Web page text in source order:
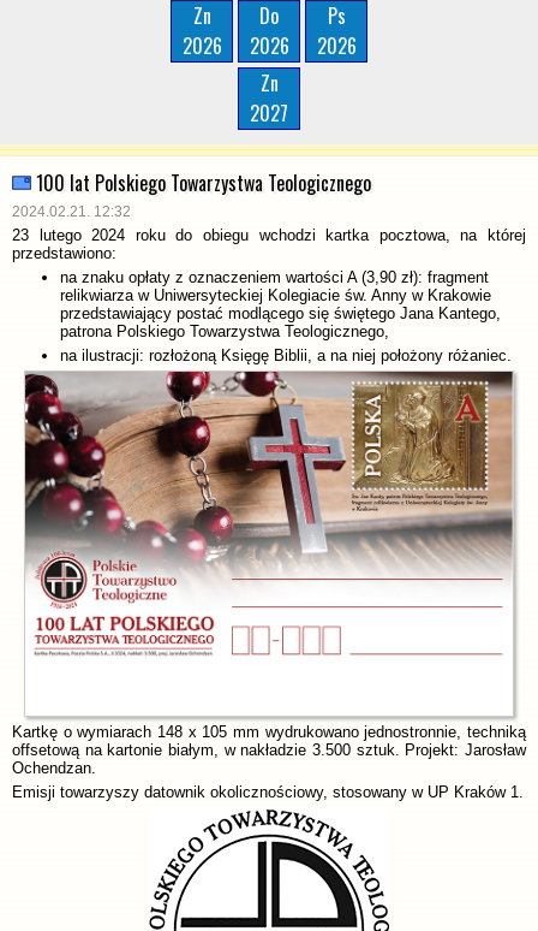
Zn
2026
Do
2026
Ps
2026
Zn
2027
100 lat Polskiego Towarzystwa Teologicznego
2024.02.21. 12:32
23 lutego 2024 roku do obiegu wchodzi kartka pocztowa, na której
przedstawiono:
na znaku opłaty z oznaczeniem wartości A (3,90 zł): fragment
relikwiarza w Uniwersyteckiej Kolegiacie św. Anny w Krakowie
przedstawiający postać modlącego się świętego Jana Kantego,
patrona Polskiego Towarzystwa Teologicznego,
na ilustracji: rozłożoną Księgę Biblii, a na niej położony różaniec.
Kartkę o wymiarach 148 x 105 mm wydrukowano jednostronnie, techniką
offsetową na kartonie białym, w nakładzie 3.500 sztuk. Projekt: Jarosław
Ochendzan.
Emisji towarzyszy datownik okolicznościowy, stosowany w UP Kraków 1.